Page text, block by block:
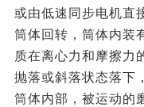
或由低速同步电机直
筒体回转，筒体内装
质在离心力和摩擦力
抛落或斜落状态落下
筒体内部，被运动的